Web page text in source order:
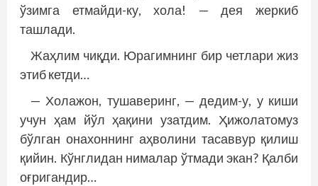
ўзимга етмайди-ку, хола! — дея жеркиб
ташлади.
Жаҳлим чиқди. Юрагимнинг бир четлари жиз
этиб кетди…
— Холажон, тушаверинг, — дедим-у, у киши
учун ҳам йўл ҳақини узатдим. Ҳижолатомуз
бўлган онахоннинг аҳволини тасаввур қилиш
қийин. Кўнглидан нималар ўтмади экан? Қалби
оғригандир…